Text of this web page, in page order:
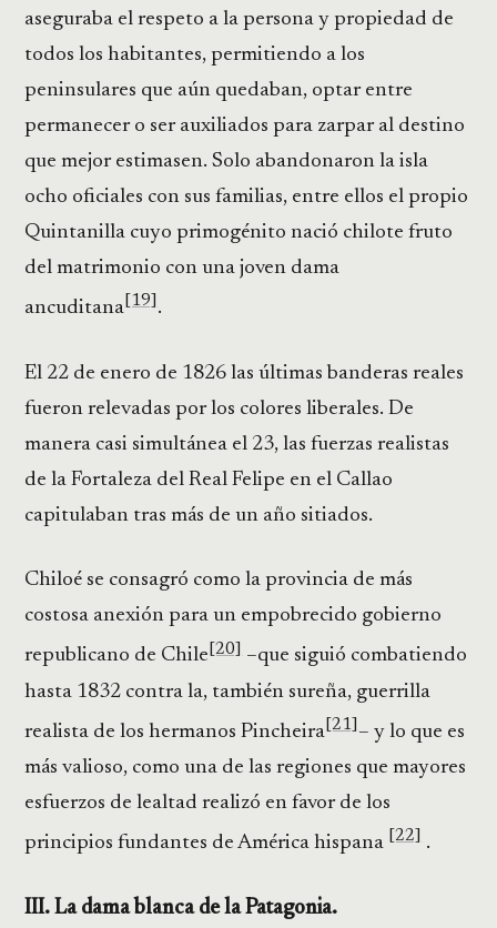
aseguraba el respeto a la persona y propiedad de
todos los habitantes, permitiendo a los
peninsulares que aún quedaban, optar entre
permanecer o ser auxiliados para zarpar al destino
que mejor estimasen. Solo abandonaron la isla
ocho oficiales con sus familias, entre ellos el propio
Quintanilla cuyo primogénito nació chilote fruto
del matrimonio con una joven dama
ancuditana [19] .
El 22 de enero de 1826 las últimas banderas reales
fueron relevadas por los colores liberales. De
manera casi simultánea el 23, las fuerzas realistas
de la Fortaleza del Real Felipe en el Callao
capitulaban tras más de un año sitiados.
Chiloé se consagró como la provincia de más
costosa anexión para un empobrecido gobierno
republicano de Chile [20] –que siguió combatiendo
hasta 1832 contra la, también sureña, guerrilla
realista de los hermanos Pincheira [21] – y lo que es
más valioso, como una de las regiones que mayores
esfuerzos de lealtad realizó en favor de los
principios fundantes de América hispana
[22] .
III. La dama blanca de la Patagonia.